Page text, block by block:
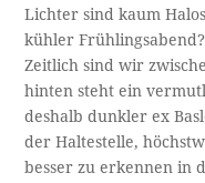
Lichter sind kaum
kühler Frühlingsabend?
Zeitlich sind wir
hinten steht ein
deshalb dunkler ex
der Haltestelle,
besser zu erkennen in